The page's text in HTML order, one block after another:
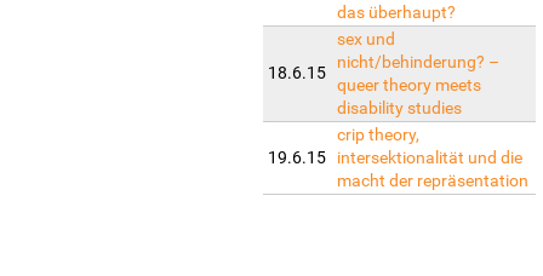
das überhaupt?
18.6.15
sex und
nicht/behinderung? –
queer theory meets
disability studies
19.6.15
crip theory,
intersektionalität und die
macht der repräsentation